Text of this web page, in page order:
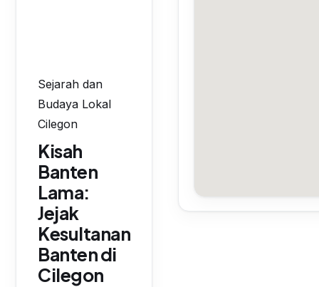
Sejarah dan
Budaya Lokal
Cilegon
Kisah
Banten
Lama:
Jejak
Kesultanan
Banten di
Cilegon